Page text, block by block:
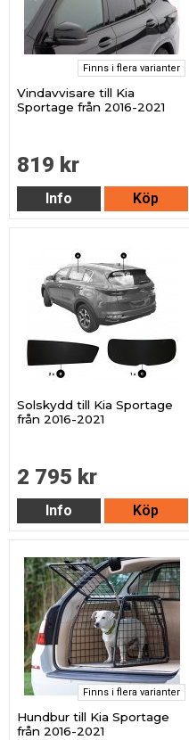
Finns i flera varianter
Vindavvisare till Kia
Sportage från 2016-2021
819 kr
Info Köp
Solskydd till Kia Sportage
från 2016-2021
2 795 kr
Info Köp
Finns i flera varianter
Hundbur till Kia Sportage
från 2016-2021